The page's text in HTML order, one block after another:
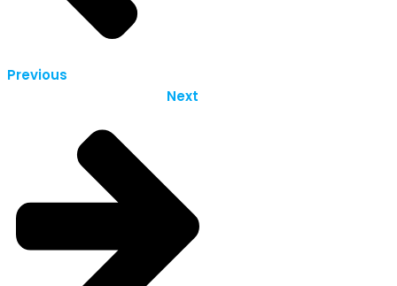
Previous
Next